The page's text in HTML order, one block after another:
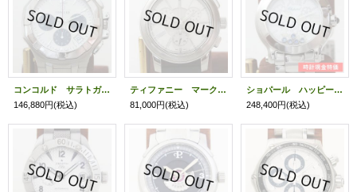
コンコルド サラトガ クロノグラフ 10.H7.1892 銀文字盤 グレーインダイアル
146,880円(税込)
ティファニー マークラウンド クロノグラフ 銀文字盤
81,000円(税込)
ショパール ハッピースポーツ マークII 27/8509 シェル文字盤 サファイア5P
248,400円(税込)